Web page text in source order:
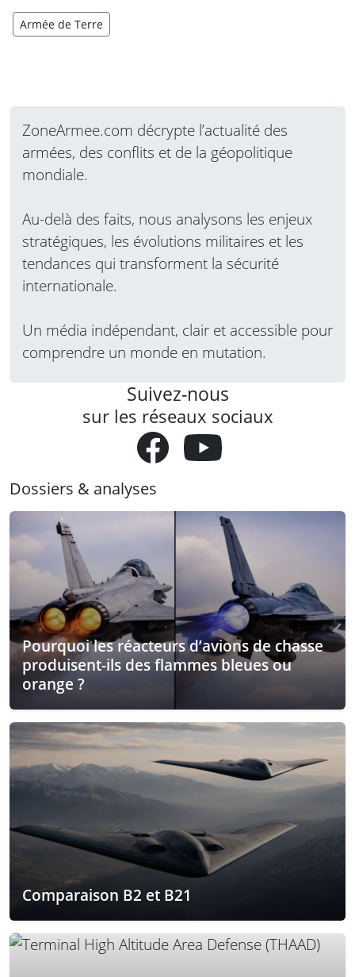
Armée de Terre
ZoneArmee.com décrypte l’actualité des
armées, des conflits et de la géopolitique
mondiale.
Au-delà des faits, nous analysons les enjeux
stratégiques, les évolutions militaires et les
tendances qui transforment la sécurité
internationale.
Un média indépendant, clair et accessible pour
comprendre un monde en mutation.
Suivez-nous
sur les réseaux sociaux
Dossiers & analyses
Pourquoi les réacteurs d’avions de chasse
produisent-ils des flammes bleues ou
orange ?
Comparaison B2 et B21